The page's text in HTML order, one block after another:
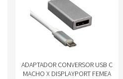
ADAPTADOR CONVERSOR USB C
MACHO X DISPLAYPORT FEMEA